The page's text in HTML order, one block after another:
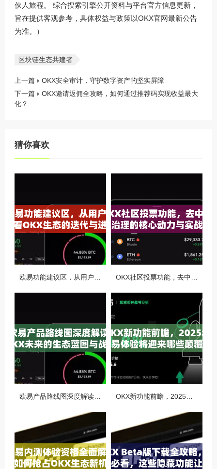
伙人旅程。 综合搜索引擎公开资料与平台官方信息更新，
旨在提供客观参考，具体权益与政策以OKX官网最新公告
为准。）
区块链生态共建者
上一篇
OKX安全审计，守护数字资产的坚实屏障
下一篇
OKX邀请返佣全攻略，如何通过推荐码实现收益最大
化？
猜你喜欢